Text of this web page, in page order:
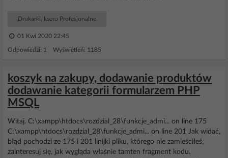
Drukarki, ksero Profesjonalne
01 Kwi 2020 22:45
Odpowiedzi: 1 Wyświetleń: 1185
koszyk na zakupy, dodawanie produktów
dodawanie kategorii formularzem PHP
MSQL
Witaj. C:\xampp\htdocs\rozdzial_28\funkcje_admi... on line 175
C:\xampp\htdocs\rozdzial_28\funkcje_admi... on line 201 Jak widać,
błąd pochodzi ze 175 i 201 linijki pliku, którego nie zamieściłeś,
zainteresuj się, jak wygląda właśnie tamten fragment kodu.